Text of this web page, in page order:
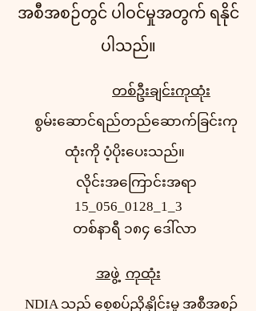
အစီအစဉ်တွင် ပါဝင်မှုအတွက် ရနိုင်
ပါသည်။
တစ်ဦးချင်းကုထုံး
စွမ်းဆောင်ရည်တည်ဆောက်ခြင်းကု
ထုံးကို ပံ့ပိုးပေးသည်။
လိုင်းအကြောင်းအရာ
15_056_0128_1_3
တစ်နာရီ ၁၈၄ ဒေါ်လာ
အဖွဲ့ ကုထုံး
NDIA သည် စေ့စပ်ညှိနှိုင်းမှု အစီအစဉ်